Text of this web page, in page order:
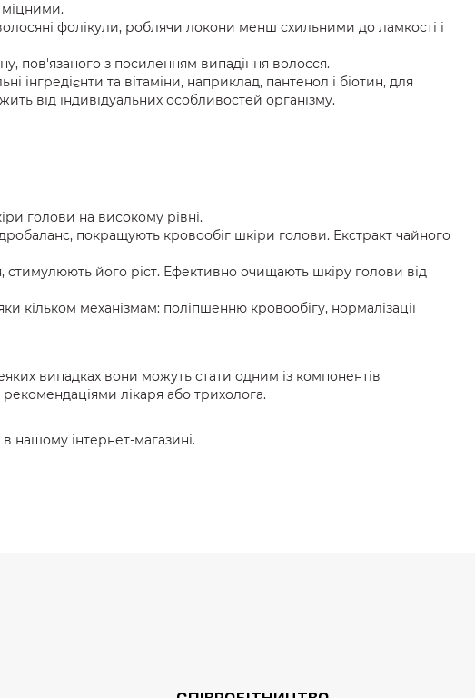
міцними.
фолікули, роблячи локони менш схильними до ламкості і
пов'язаного з посиленням випадіння волосся.
інгредієнти та вітаміни, наприклад, пантенол і біотин, для
від індивідуальних особливостей організму.
голови на високому рівні.
покращують кровообіг шкіри голови. Екстракт чайного
його ріст. Ефективно очищають шкіру голови від
кільком механізмам: поліпшенню кровообігу, нормалізації
випадках вони можуть стати одним із компонентів
лікаря або трихолога.
нашому інтернет-магазині.